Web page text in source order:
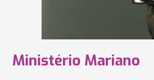
Ministério Mariano